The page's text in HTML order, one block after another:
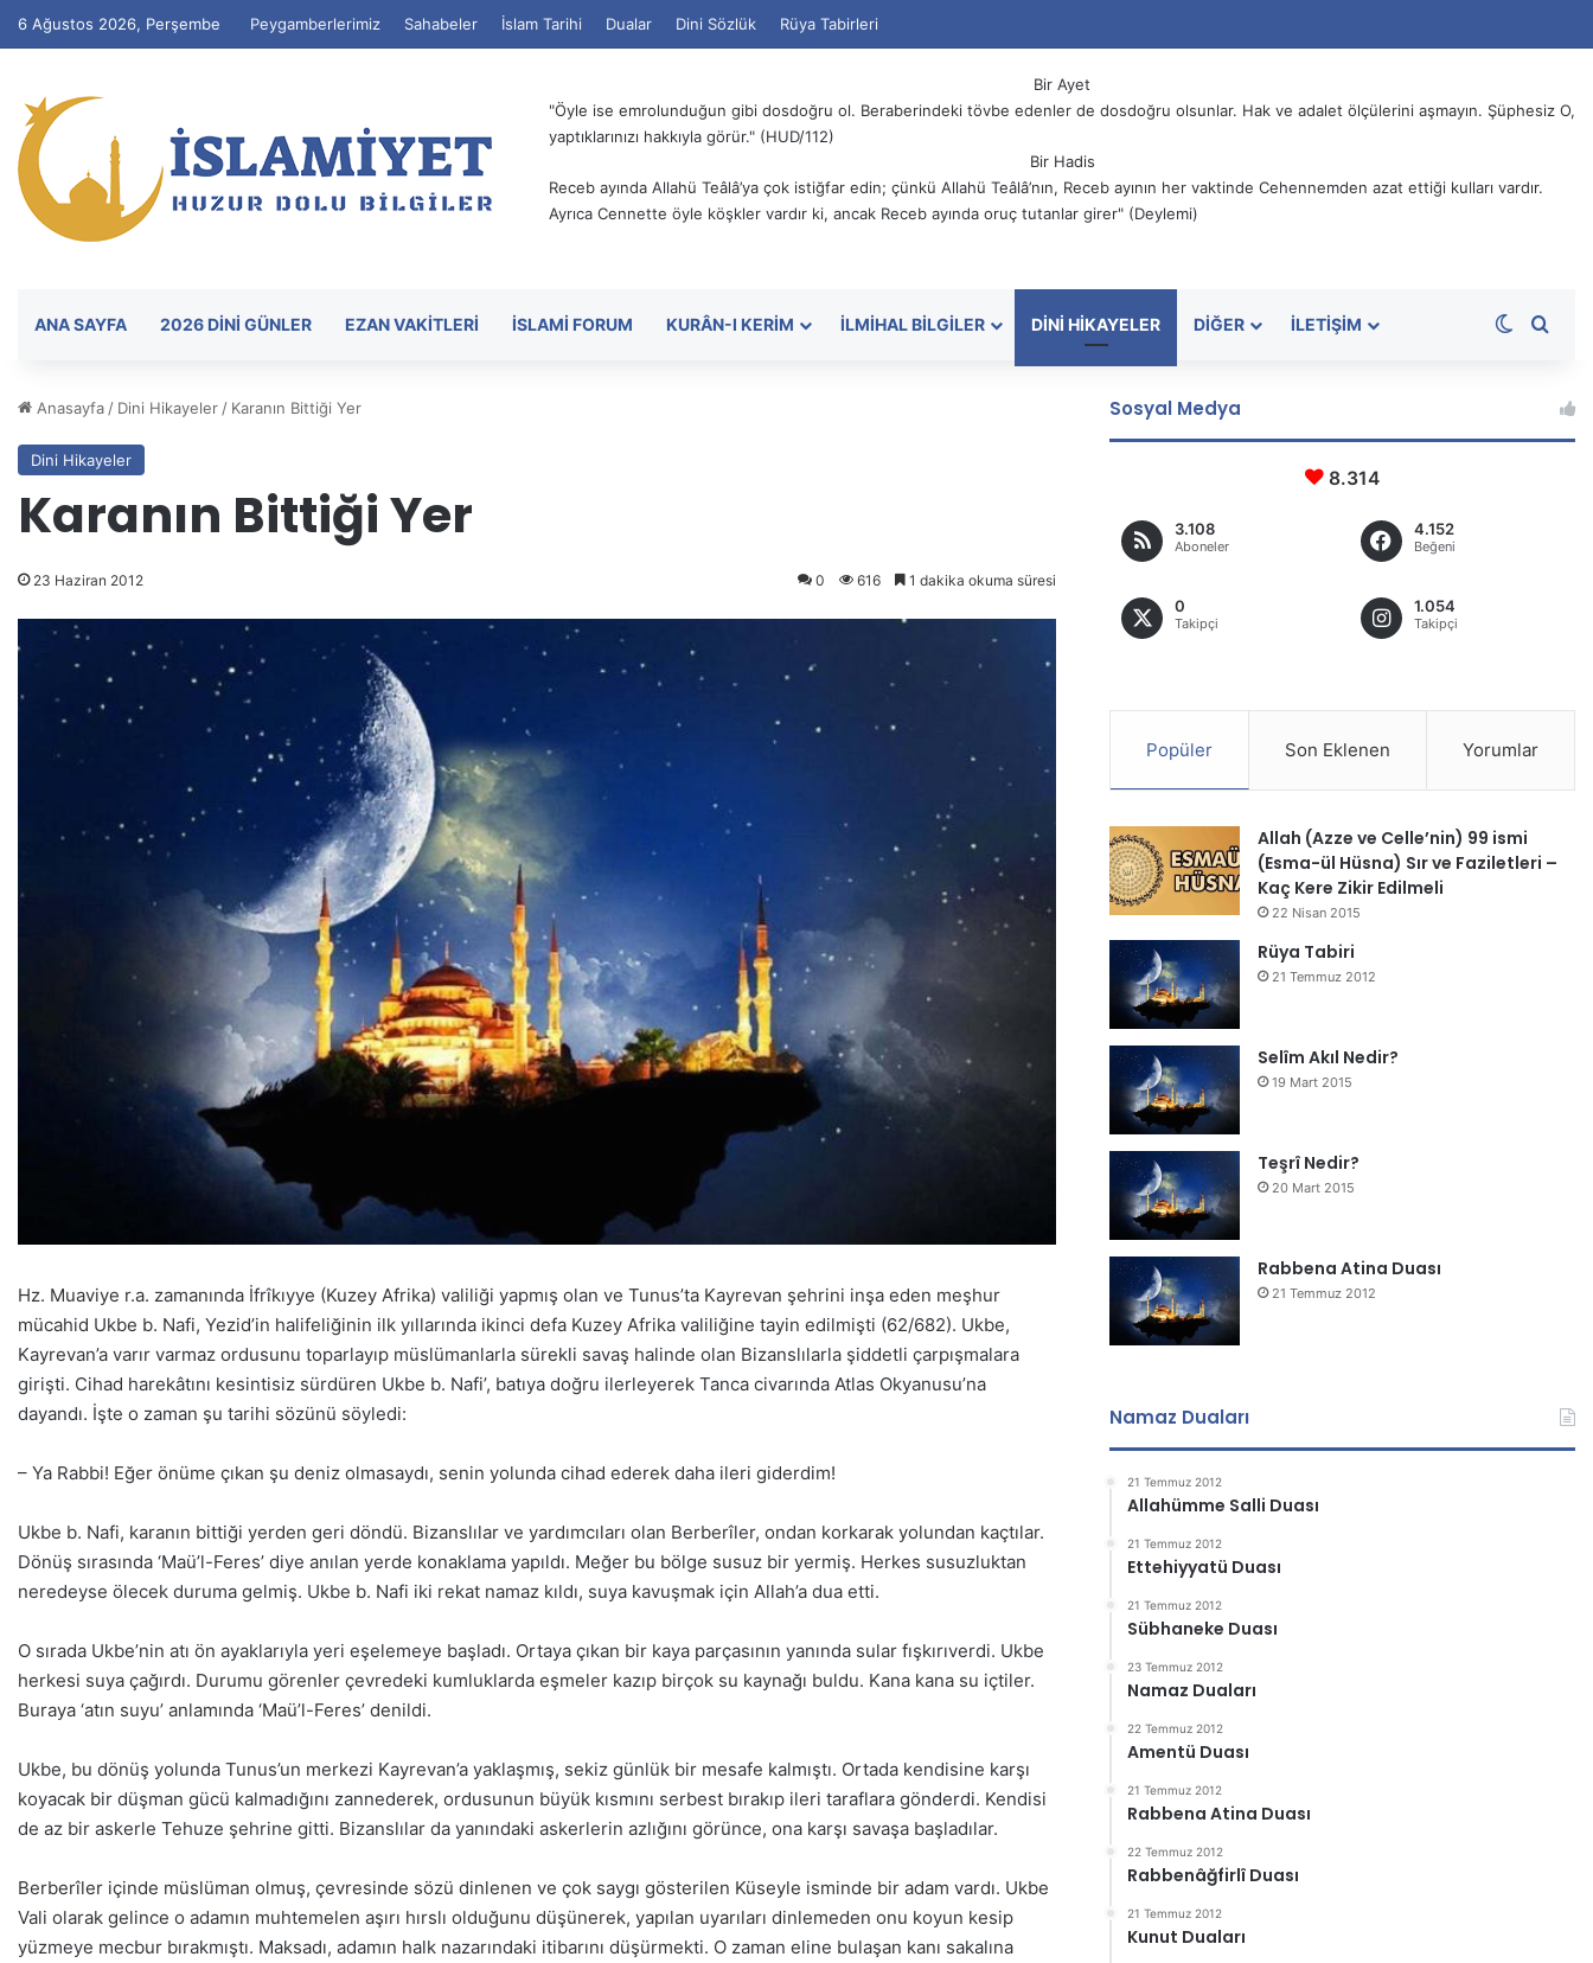
6 Ağustos 2026, Perşembe Peygamberlerimiz Sahabeler İslam Tarihi Dualar Dini Sözlük Rüya Tabirleri
Bir Ayet
"Öyle ise emrolunduğun gibi dosdoğru ol. Beraberindeki tövbe edenler de dosdoğru olsunlar. Hak ve adalet ölçülerini aşmayın. Şüphesiz O,
yaptıklarınızı hakkıyla görür." (HUD/112)
Bir Hadis
Receb ayında Allahü Teâlâ’ya çok istiğfar edin; çünkü Allahü Teâlâ’nın, Receb ayının her vaktinde Cehennemden azat ettiği kulları vardır.
Ayrıca Cennette öyle köşkler vardır ki, ancak Receb ayında oruç tutanlar girer" (Deylemi)
ANA SAYFA 2026 DİNİ GÜNLER EZAN VAKITLERI İSLAMI FORUM KURÂN-I KERIM İLMIHAL BILGILER DINI HIKAYELER DIĞER İLETIŞIM Dış
Anasayfa / Dini Hikayeler / Karanın Bittiği Yer
Dini Hikayeler
Karanın Bittiği Yer
23 Haziran 2012 0 616 1 dakika okuma süresi
Hz. Muaviye r.a. zamanında İfrîkıyye (Kuzey Afrika) valiliği yapmış olan ve Tunus’ta Kayrevan şehrini inşa eden meşhur
mücahid Ukbe b. Nafi, Yezid’in halifeliğinin ilk yıllarında ikinci defa Kuzey Afrika valiliğine tayin edilmişti (62/682). Ukbe,
Kayrevan’a varır varmaz ordusunu toparlayıp müslümanlarla sürekli savaş halinde olan Bizanslılarla şiddetli çarpışmalara
girişti. Cihad harekâtını kesintisiz sürdüren Ukbe b. Nafi’, batıya doğru ilerleyerek Tanca civarında Atlas Okyanusu’na
dayandı. İşte o zaman şu tarihi sözünü söyledi:
– Ya Rabbi! Eğer önüme çıkan şu deniz olmasaydı, senin yolunda cihad ederek daha ileri giderdim!
Ukbe b. Nafi, karanın bittiği yerden geri döndü. Bizanslılar ve yardımcıları olan Berberîler, ondan korkarak yolundan kaçtılar.
Dönüş sırasında ‘Maü’l-Feres’ diye anılan yerde konaklama yapıldı. Meğer bu bölge susuz bir yermiş. Herkes susuzluktan
neredeyse ölecek duruma gelmiş. Ukbe b. Nafi iki rekat namaz kıldı, suya kavuşmak için Allah’a dua etti.
O sırada Ukbe’nin atı ön ayaklarıyla yeri eşelemeye başladı. Ortaya çıkan bir kaya parçasının yanında sular fışkırıverdi. Ukbe
herkesi suya çağırdı. Durumu görenler çevredeki kumluklarda eşmeler kazıp birçok su kaynağı buldu. Kana kana su içtiler.
Buraya ‘atın suyu’ anlamında ‘Maü’l-Feres’ denildi.
Ukbe, bu dönüş yolunda Tunus’un merkezi Kayrevan’a yaklaşmış, sekiz günlük bir mesafe kalmıştı. Ortada kendisine karşı
koyacak bir düşman gücü kalmadığını zannederek, ordusunun büyük kısmını serbest bırakıp ileri taraflara gönderdi. Kendisi
de az bir askerle Tehuze şehrine gitti. Bizanslılar da yanındaki askerlerin azlığını görünce, ona karşı savaşa başladılar.
Berberîler içinde müslüman olmuş, çevresinde sözü dinlenen ve çok saygı gösterilen Küseyle isminde bir adam vardı. Ukbe
Vali olarak gelince o adamın muhtemelen aşırı hırslı olduğunu düşünerek, yapılan uyarıları dinlemeden onu koyun kesip
yüzmeye mecbur bırakmıştı. Maksadı, adamın halk nazarındaki itibarını düşürmekti. O zaman eline bulaşan kanı sakalına
Sosyal Medya
8.314
3.108
Aboneler
4.152
Beğeni
0
Takipçi
1.054
Takipçi
Popüler Son Eklenen Yorumlar
Allah (Azze ve Celle’nin) 99 ismi
(Esma-ül Hüsna) Sır ve Faziletleri –
Kaç Kere Zikir Edilmeli
22 Nisan 2015
Rüya Tabiri
21 Temmuz 2012
Selîm Akıl Nedir?
19 Mart 2015
Teşrî Nedir?
20 Mart 2015
Rabbena Atina Duası
21 Temmuz 2012
Namaz Duaları
21 Temmuz 2012
Allahümme Salli Duası
21 Temmuz 2012
Ettehiyyatü Duası
21 Temmuz 2012
Sübhaneke Duası
23 Temmuz 2012
Namaz Duaları
22 Temmuz 2012
Amentü Duası
21 Temmuz 2012
Rabbena Atina Duası
22 Temmuz 2012
Rabbenâğfirlî Duası
21 Temmuz 2012
Kunut Duaları